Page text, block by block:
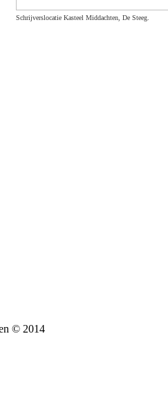
Schrijverslocatie Kasteel Middachten, De Steeg.
© 2014